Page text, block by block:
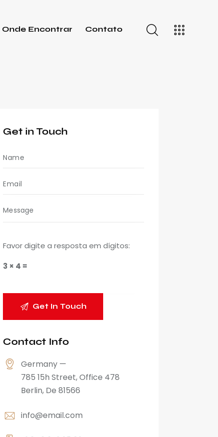
Onde Encontrar Contato
Get in Touch
Favor digite a resposta em dígitos:
3 × 4 =
Contact Info
Germany —
785 15h Street, Office 478
Berlin, De 81566
info@email.com